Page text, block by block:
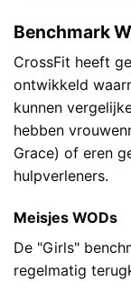
Benchmark
CrossFit heeft
ontwikkeld
kunnen
hebben
Grace) of eren
hulpverleners.
Meisjes WODs
De "Girls"
regelmatig